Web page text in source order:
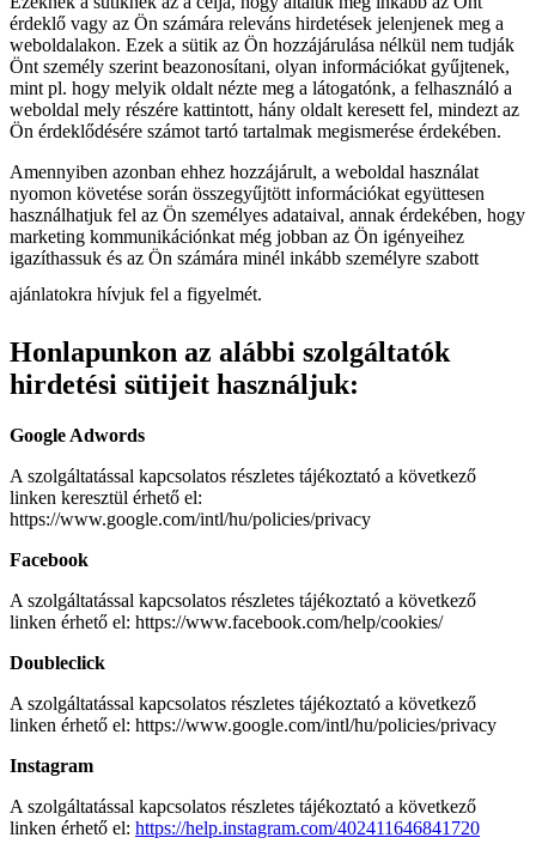
érdeklő vagy az Ön számára releváns hirdetések jelenjenek meg a
weboldalakon. Ezek a sütik az Ön hozzájárulása nélkül nem tudják
Önt személy szerint beazonosítani, olyan információkat gyűjtenek,
mint pl. hogy melyik oldalt nézte meg a látogatónk, a felhasználó a
weboldal mely részére kattintott, hány oldalt keresett fel, mindezt az
Ön érdeklődésére számot tartó tartalmak megismerése érdekében.
Amennyiben azonban ehhez hozzájárult, a weboldal használat
nyomon követése során összegyűjtött információkat együttesen
használhatjuk fel az Ön személyes adataival, annak érdekében, hogy
marketing kommunikációnkat még jobban az Ön igényeihez
igazíthassuk és az Ön számára minél inkább személyre szabott
ajánlatokra hívjuk fel a figyelmét.
Honlapunkon az alábbi szolgáltatók
hirdetési sütijeit használjuk:
Google Adwords
A szolgáltatással kapcsolatos részletes tájékoztató a következő
linken keresztül érhető el:
https://www.google.com/intl/hu/policies/privacy
Facebook
A szolgáltatással kapcsolatos részletes tájékoztató a következő
linken érhető el: https://www.facebook.com/help/cookies/
Doubleclick
A szolgáltatással kapcsolatos részletes tájékoztató a következő
linken érhető el: https://www.google.com/intl/hu/policies/privacy
Instagram
A szolgáltatással kapcsolatos részletes tájékoztató a következő
linken érhető el: https://help.instagram.com/402411646841720